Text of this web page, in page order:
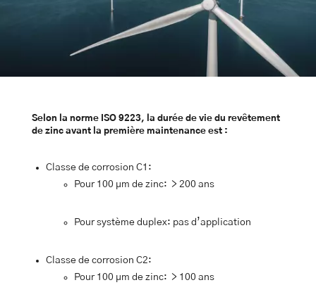
Selon la norme ISO 9223, la durée de vie du revêtement
de zinc avant la première maintenance est :
Classe de corrosion C1:
Pour 100 µm de zinc: > 200 ans
Pour système duplex: pas d’application
Classe de corrosion C2:
Pour 100 µm de zinc: > 100 ans